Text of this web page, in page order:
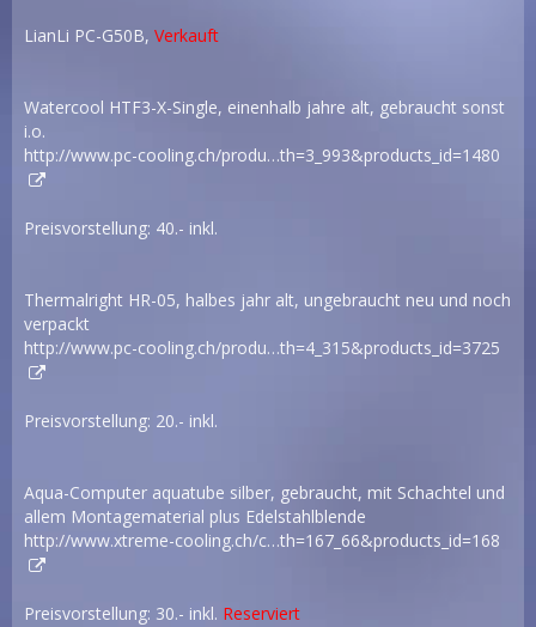
LianLi PC-G50B, Verkauft
Watercool HTF3-X-Single, einenhalb jahre alt, gebraucht sonst
i.o.
http://www.pc-cooling.ch/produ…th=3_993&products_id=1480
Preisvorstellung: 40.- inkl.
Thermalright HR-05, halbes jahr alt, ungebraucht neu und noch
verpackt
http://www.pc-cooling.ch/produ…th=4_315&products_id=3725
Preisvorstellung: 20.- inkl.
Aqua-Computer aquatube silber, gebraucht, mit Schachtel und
allem Montagematerial plus Edelstahlblende
http://www.xtreme-cooling.ch/c…th=167_66&products_id=168
Preisvorstellung: 30.- inkl. Reserviert